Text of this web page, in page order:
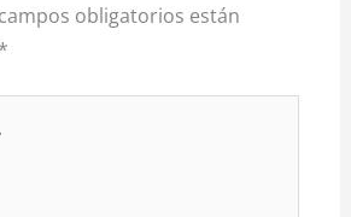
obligatorios están
*